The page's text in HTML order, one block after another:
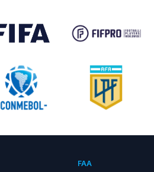
FAA